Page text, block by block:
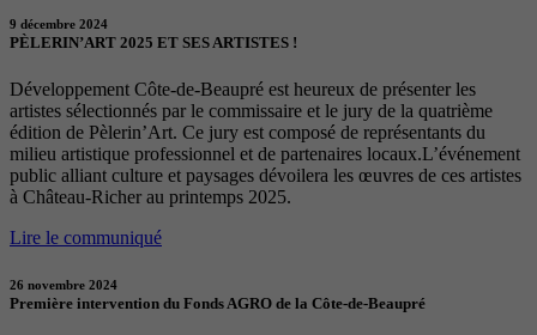
9 décembre 2024
PÈLERIN’ART 2025 ET SES ARTISTES !
Développement Côte-de-Beaupré est heureux de présenter les
artistes sélectionnés par le commissaire et le jury de la quatrième
édition de Pèlerin’Art. Ce jury est composé de représentants du
milieu artistique professionnel et de partenaires locaux.L’événement
public alliant culture et paysages dévoilera les œuvres de ces artistes
à Château-Richer au printemps 2025.
Lire le communiqué
26 novembre 2024
Première intervention du Fonds AGRO de la Côte-de-Beaupré